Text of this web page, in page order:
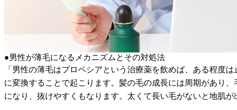
●男性が薄毛になるメカニズムとその対処法
「男性の薄毛はプロペシアという治療薬を飲めば、ある程度
に変換することで起こります。髪の毛の成長には周期があり
になり、抜けやすくもなります。太くて長い毛がないと地肌が